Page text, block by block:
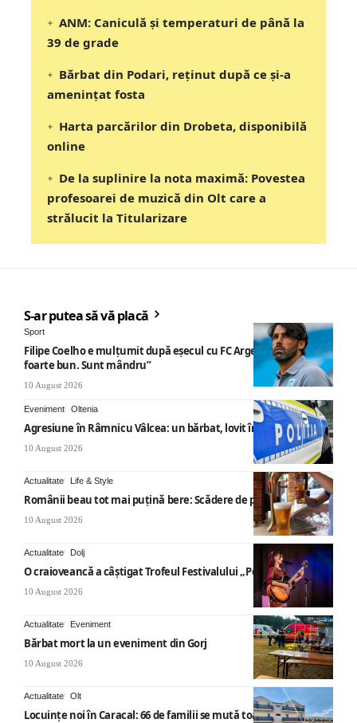
ANM: Caniculă și temperaturi de până la
39 de grade
Bărbat din Podari, reținut după ce și-a
amenințat fosta
Harta parcărilor din Drobeta, disponibilă
online
De la suplinire la nota maximă: Povestea
profesoarei de muzică din Olt care a
strălucit la Titularizare
S-ar putea să vă placă
Sport
Filipe Coelho e mulțumit după eșecul cu FC Argeș: „Jocul a fost
foarte bun. Sunt mândru”
10 August 2026
Eveniment Oltenia
Agresiune în Râmnicu Vâlcea: un bărbat, lovit în cap
10 August 2026
Actualitate Life & Style
Românii beau tot mai puțină bere: Scădere de peste 10%
10 August 2026
Actualitate Dolj
O craioveancă a câștigat Trofeul Festivalului „Poarta Sărutului”
10 August 2026
Actualitate Eveniment
Bărbat mort la un eveniment din Gorj
10 August 2026
Actualitate Olt
Locuințe noi în Caracal: 66 de familii se mută toamna asta